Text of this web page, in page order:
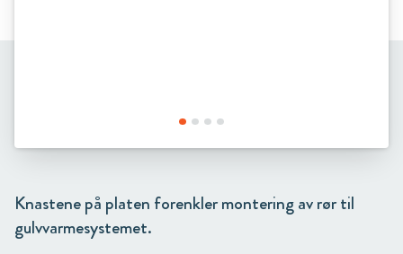
Knastene på platen forenkler montering av rør til
gulvvarmesystemet.